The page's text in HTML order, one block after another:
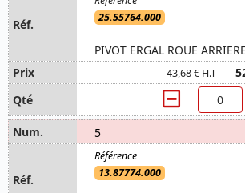
25.55764.000
PIVOT ERGAL ROUE
43,68 € H.T
5
13.87774.000